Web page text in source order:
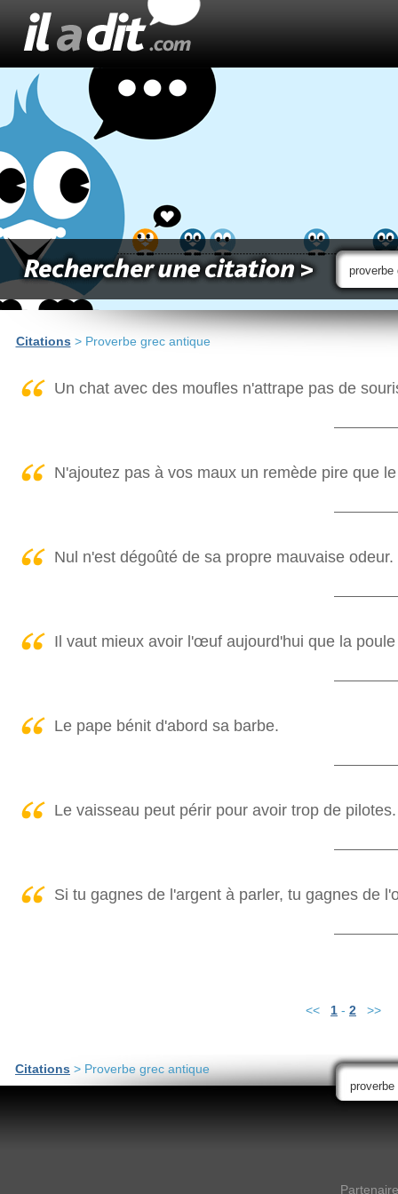
Citations > Proverbe grec antique
Un chat avec des moufles n'attrape pas de
N'ajoutez pas à vos maux un remède pire que
Nul n'est dégoûté de sa propre mauvaise odeur.
Il vaut mieux avoir l'œuf aujourd'hui que la
Le pape bénit d'abord sa barbe.
Le vaisseau peut périr pour avoir trop de pilotes.
Si tu gagnes de l'argent à parler, tu gagnes de
<< 1 - 2 >>
Citations > Proverbe grec antique